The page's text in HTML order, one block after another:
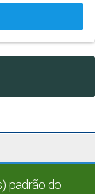
padrão do